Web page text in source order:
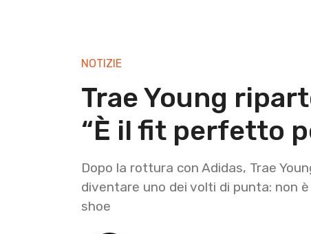
NOTIZIE
Trae Young
“È il fit perfetto
Dopo la rottura con Adidas, Trae
diventare uno dei volti di punta: non
shoe